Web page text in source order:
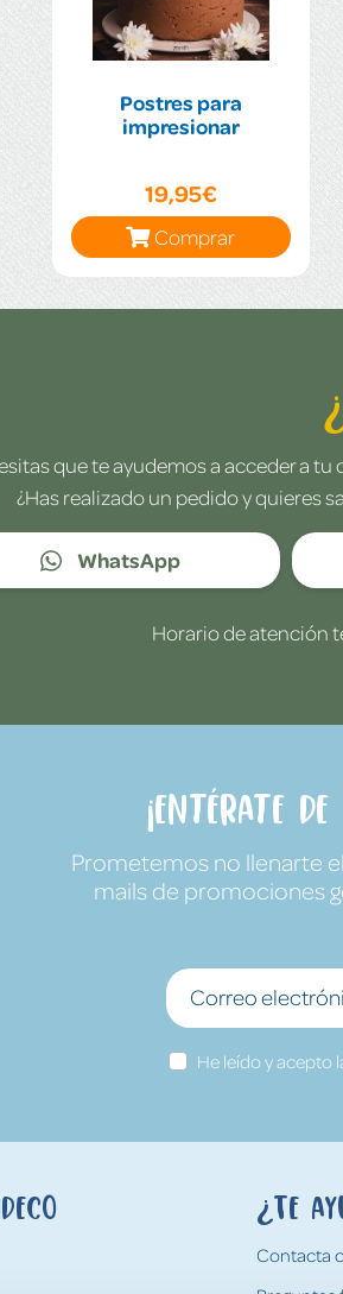
Postres para
impresionar
19,95€
Comprar
que te ayudemos a acceder a
¿Has realizado un pedido y quieres
WhatsApp
Horario de atención
¡Entérate
Prometemos no llenarte
mails de promociones
He leído y acepto
¿Te
Contacta